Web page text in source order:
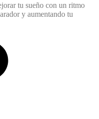
tu sueño con un ritmo
y aumentando tu